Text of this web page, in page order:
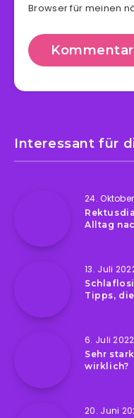
Browser für meinen
Interessant für
24.
Alltag
13. Juli
Tipps,
6. Juli 2022
Sehr
wirklich?
20. Juni